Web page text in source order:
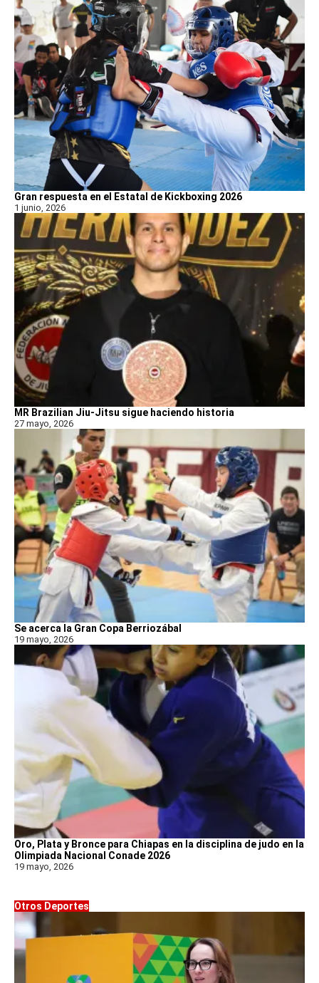
Gran respuesta en el Estatal de Kickboxing 2026
1 junio, 2026
MR Brazilian Jiu-Jitsu sigue haciendo historia
27 mayo, 2026
Se acerca la Gran Copa Berriozábal
19 mayo, 2026
Oro, Plata y Bronce para Chiapas en la disciplina de judo en la
Olimpiada Nacional Conade 2026
19 mayo, 2026
Otros Deportes